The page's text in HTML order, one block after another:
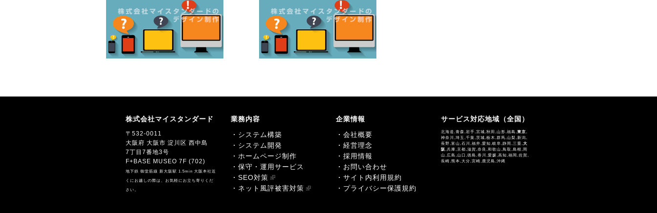
株式会社マイスタンダード
〒532-0011
大阪府 大阪市 淀川区 西中島
7丁目7番地3号
F+BASE MUSEO 7F (702)
地下鉄 御堂筋線 新大阪駅 1.5min 大阪本社近
くにお越しの際は、お気軽にお立ち寄りくだ
さい。
業務内容
・システム構築
・システム開発
・ホームページ制作
・保守・運用サービス
・SEO対策
・ネット風評被害対策
企業情報
・会社概要
・経営理念
・採用情報
・お問い合わせ
・サイト内利用規約
・プライバシー保護規約
サービス対応地域（全国）
北海道,青森,岩手,宮城,秋田,山形,福島,東京,
神奈川,埼玉,千葉,茨城,栃木,群馬,山梨,新潟,
長野,富山,石川,福井,愛知,岐阜,静岡,三重,大
阪,兵庫,京都,滋賀,奈良,和歌山,鳥取,島根,岡
山,広島,山口,徳島,香川,愛媛,高知,福岡,佐賀,
長崎,熊本,大分,宮崎,鹿児島,沖縄